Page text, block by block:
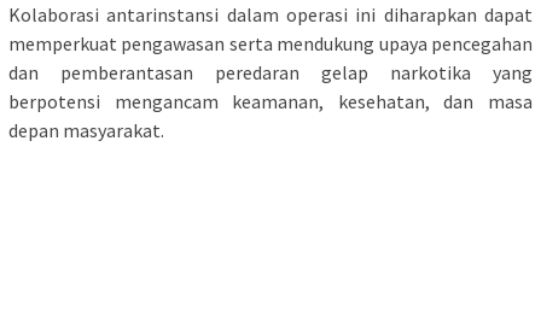
Kolaborasi antarinstansi dalam operasi ini diharapkan dapat
memperkuat pengawasan serta mendukung upaya pencegahan
dan pemberantasan peredaran gelap narkotika yang
berpotensi mengancam keamanan, kesehatan, dan masa
depan masyarakat.